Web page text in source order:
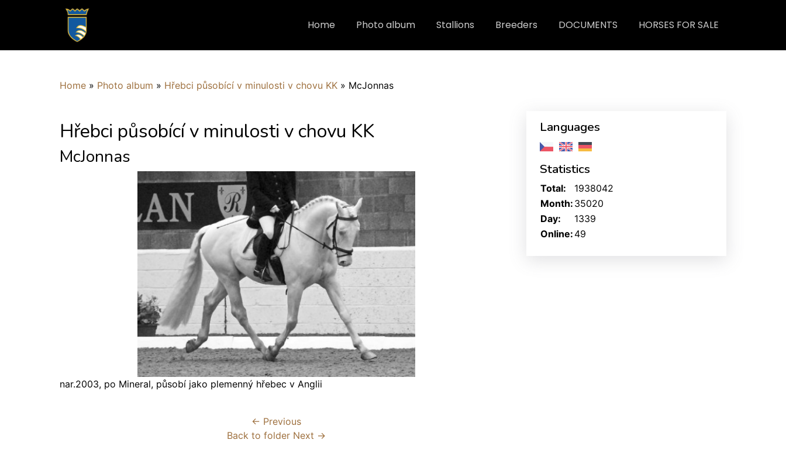
Home Photo album Stallions Breeders DOCUMENTS HORSES FOR SALE
Home » Photo album » Hřebci působící v minulosti v chovu KK » McJonnas
Hřebci působící v minulosti v chovu KK
McJonnas
nar.2003, po Mineral, působí jako plemenný hřebec v Anglii
← Previous
Back to folder Next →
Languages
Statistics
Online: 49
Total:
1938042
Month: 35020
Day:
1339